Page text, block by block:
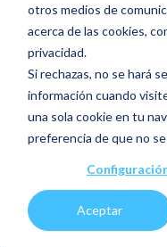
otros medios de
acerca de las cookies,
privacidad.
Si rechazas, no se hará
información cuando
una sola cookie en tu
preferencia de que no
Aceptar
tus
recetas
a la